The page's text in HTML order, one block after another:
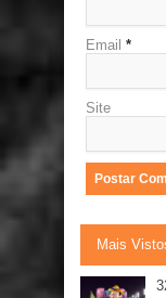
Email *
Site
Mais